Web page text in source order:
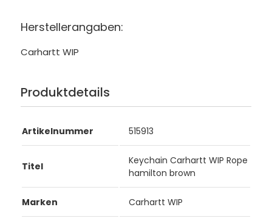
Herstellerangaben:
Carhartt WIP
Produktdetails
Artikelnummer 515913
Titel
Keychain Carhartt WIP Rope
hamilton brown
Marken Carhartt WIP